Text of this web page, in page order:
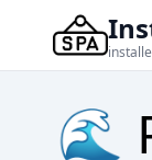
🌊